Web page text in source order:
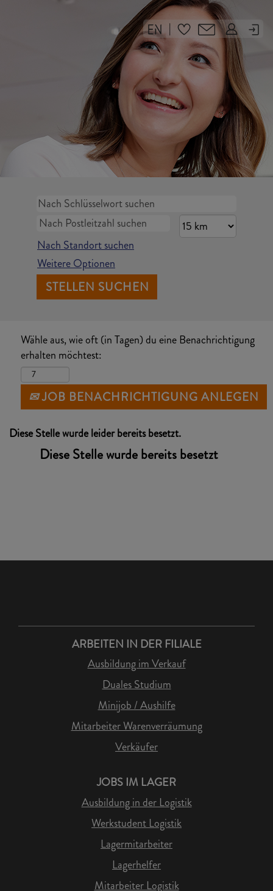
|
Nach Standort suchen
Weitere Optionen
Wähle aus, wie oft (in Tagen) du eine Benachrichtigung
erhalten möchtest:
JOB BENACHRICHTIGUNG ANLEGEN
Diese Stelle wurde leider bereits besetzt.
Diese Stelle wurde bereits besetzt
ARBEITEN IN DER FILIALE
Ausbildung im Verkauf
Duales Studium
Minijob / Aushilfe
Mitarbeiter Warenverräumung
Verkäufer
JOBS IM LAGER
Ausbildung in der Logistik
Werkstudent Logistik
Lagermitarbeiter
Lagerhelfer
Mitarbeiter Logistik